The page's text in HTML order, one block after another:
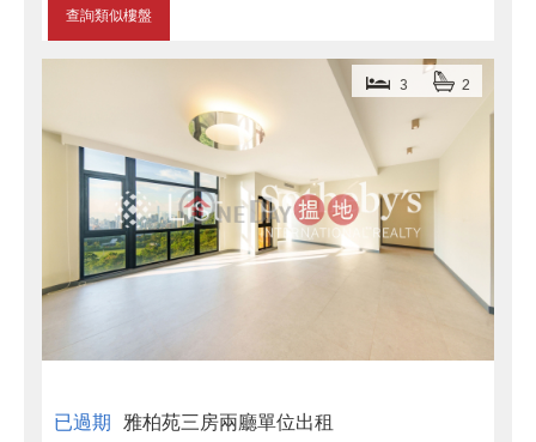
查詢類似樓盤
已過期 雅柏苑三房兩廳單位出租
3 2